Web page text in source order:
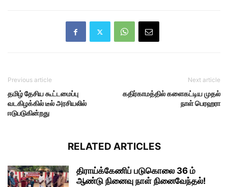
Previous article
தமிழ் தேசிய கூட்டமைப்பு
வடகிழக்கில் டீல் அரசியலில்
ஈடுபடுகின்றது
Next article
கதிர்காமத்தில் களைகட்டிய முதல்
நாள் பெரஹரா
RELATED ARTICLES
திராய்க்கேணிப் படுகொலை 36 ம்
ஆண்டு நினைவு நாள் நினைவேந்தல்!